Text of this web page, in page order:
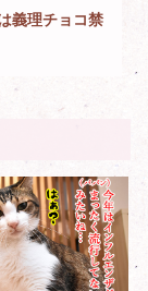
義理チョコ禁